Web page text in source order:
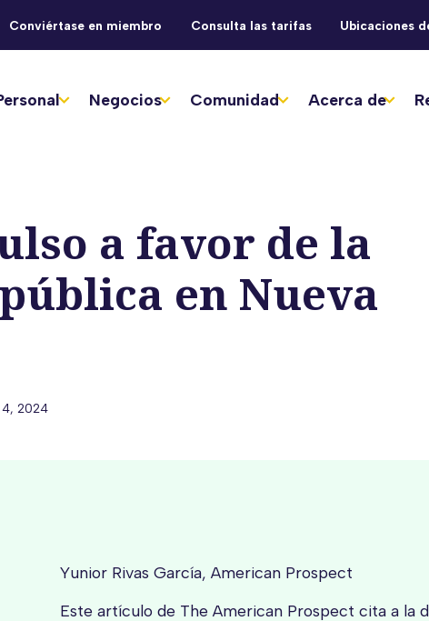
Conviértase en miembro Consulta las tarifas Ubicaciones
Negocios Comunidad Acerca de
a favor de la
en Nueva
2024
Yunior Rivas García, American Prospect
Este artículo de The American Prospect cita a la